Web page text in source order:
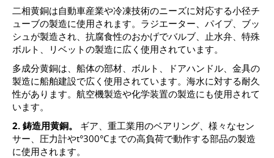
二相黄銅は自動車産業や冷凍技術のニーズに対応する小径チ
ューブの製造に使用されます。ラジエーター、パイプ、ブッ
シュが製造され、抗腐食性のおかげでバルブ、止水弁、特殊
ボルト、リベットの製造に広く使用されています。
多成分黄銅は、船体の部材、ボルト、ドアハンドル、金具の
製造に船舶建設で広く使用されています。海水に対する耐久
性があります。航空機製造や化学装置の製造にも使用されて
います。
2. 鋳造用黄銅。
ギア、重工業用のベアリング、様々なセン
サー、圧力計やt°300°Cまでの高負荷で動作する部品の製造
に使用されます。